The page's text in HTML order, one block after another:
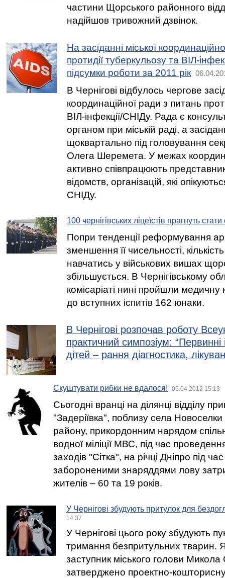
частини Щорського районного
надійшов тривожний дзвінок.
На засіданні міської
протидії туберкульозу та ВІЛ-
підсумки роботи за 2011 рік
В Чернігові відбулось чергове
координаційної ради з питань
ВІЛ-інфекції/СНІДу. Рада є
органом при міській раді, а
щоквартально під головування
Олега Шеремета. У межах
активно співпрацюють
відомств, організацій, які
СНІДу.
100 чернігівських ліцеїстів прагнуть
Попри тенденції реформування
зменшення її чисельності,
навчатись у військових вишах
збільшується. В Чернігівському
комісаріаті нині пройшли медичну
до вступних іспитів 162 юнаки.
В Чернігові розпочав роботу
практичний симпозіум: “Первинні
дітей – рання діагностика,
Скуштувати рибки не вдалося! 05.04.2012 15:13
Сьогодні вранці на ділянці відділу
"Задеріївка", поблизу села Новоселки
району, прикордонним нарядом
водної міліції МВС, під час
заходів "Сітка", на річці Дніпро під
забороненими знаряддями лову
жителів – 60 та 19 років.
У Чернігові збудують притулок для
14:37
У Чернігові цього року збудують
тримання безпритульних тварин.
заступник міського голови
затверджено проектно-